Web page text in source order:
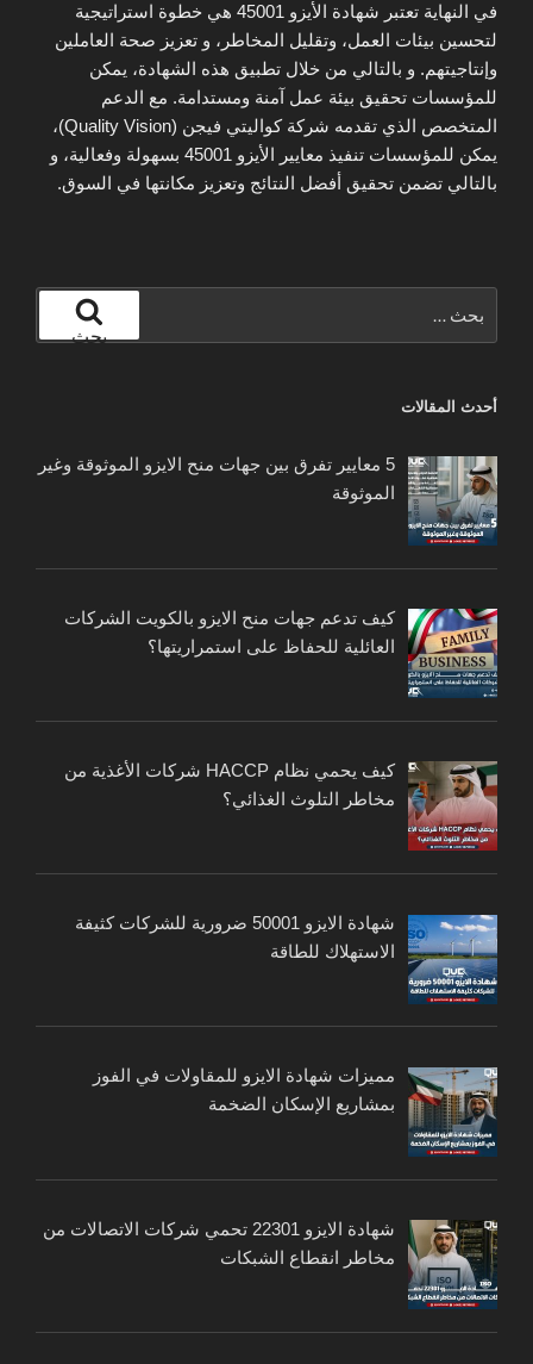
في النهاية تعتبر شهادة الأيزو 45001 هي خطوة استراتيجية
لتحسين بيئات العمل، وتقليل المخاطر، و تعزيز صحة العاملين
وإنتاجيتهم. و بالتالي من خلال تطبيق هذه الشهادة، يمكن
للمؤسسات تحقيق بيئة عمل آمنة ومستدامة. مع الدعم
المتخصص الذي تقدمه شركة كواليتي فيجن (Quality Vision)،
يمكن للمؤسسات تنفيذ معايير الأيزو 45001 بسهولة وفعالية، و
بالتالي تضمن تحقيق أفضل النتائج وتعزيز مكانتها في السوق.
عن:
بحث
أحدث المقالات
5 معايير تفرق بين جهات منح الايزو الموثوقة وغير
الموثوقة
كيف تدعم جهات منح الايزو بالكويت الشركات
العائلية للحفاظ على استمراريتها؟
كيف يحمي نظام HACCP شركات الأغذية من
مخاطر التلوث الغذائي؟
شهادة الايزو 50001 ضرورية للشركات كثيفة
الاستهلاك للطاقة
مميزات شهادة الايزو للمقاولات في الفوز
بمشاريع الإسكان الضخمة
شهادة الايزو 22301 تحمي شركات الاتصالات من
مخاطر انقطاع الشبكات